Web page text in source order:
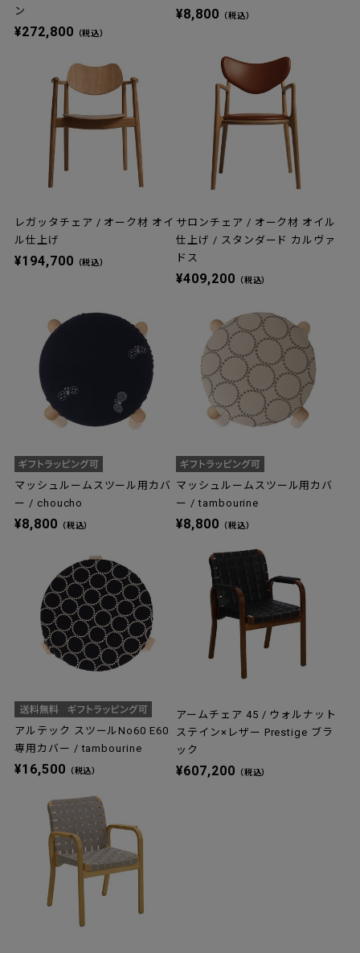
ン
¥272,800 （税込）
¥8,800 （税込）
レガッタチェア / オーク材 オイ
ル仕上げ
¥194,700 （税込）
サロンチェア / オーク材 オイル
仕上げ / スタンダード カルヴァ
ドス
¥409,200 （税込）
マッシュルームスツール用カバ
ー / choucho
¥8,800 （税込）
マッシュルームスツール用カバ
ー / tambourine
¥8,800 （税込）
アルテック スツールNo60 E60
専用カバー / tambourine
¥16,500 （税込）
アームチェア 45 / ウォルナット
ステイン×レザー Prestige ブラ
ック
¥607,200 （税込）